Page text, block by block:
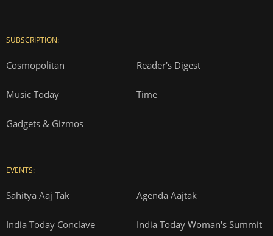
SUBSCRIPTION:
Cosmopolitan Reader's Digest
Music Today Time
Gadgets & Gizmos
EVENTS:
Sahitya Aaj Tak Agenda Aajtak
India Today Conclave India Today Woman's Summit